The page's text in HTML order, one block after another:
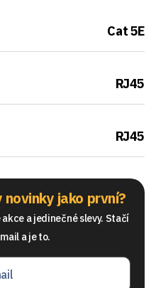
Cat 5E
RJ45
RJ45
jako první?
a jedinečné slevy. Stačí
a je to.